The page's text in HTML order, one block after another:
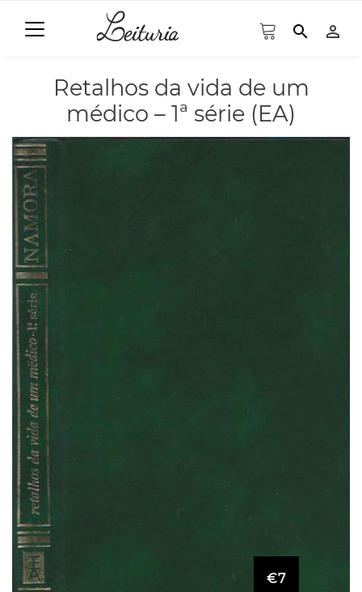
search person_outline
Retalhos da vida de um
médico – 1ª série (EA)
€7